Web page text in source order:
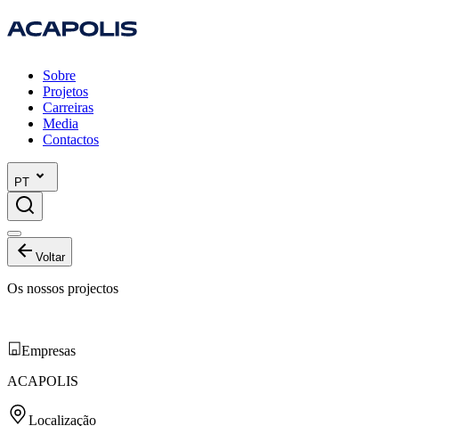
Sobre
Projetos
Carreiras
Media
Contactos
PT
Voltar
Os nossos projectos
Empresas
ACAPOLIS
Localização